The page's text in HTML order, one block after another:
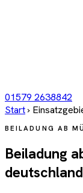
01579 2638842
Start›
BEILADUNG AB
Beiladung